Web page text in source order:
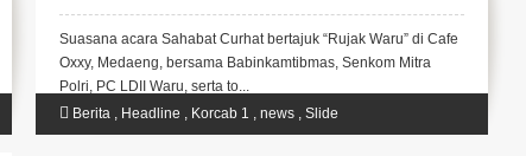
Suasana acara Sahabat Curhat bertajuk “Rujak Waru” di Cafe
Oxxy, Medaeng, bersama Babinkamtibmas, Senkom Mitra
Polri, PC LDII Waru, serta to...
Berita , Headline , Korcab 1 ,news ,Slide